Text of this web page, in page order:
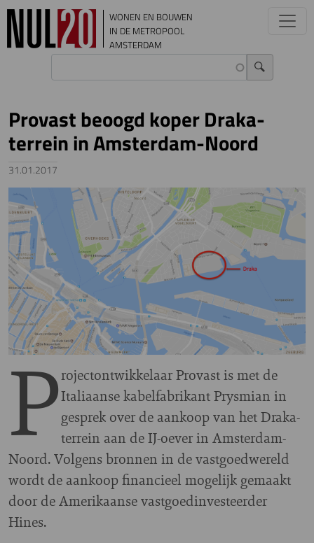
Overslaan en naar de inhoud gaan
WONEN EN BOUWEN
IN DE METROPOOL
AMSTERDAM
Provast beoogd koper Draka-
terrein in Amsterdam-Noord
31.01.2017
Image
Projectontwikkelaar Provast is met de
Italiaanse kabelfabrikant Prysmian in
gesprek over de aankoop van het Draka-
terrein aan de IJ-oever in Amsterdam-
Noord. Volgens bronnen in de vastgoedwereld
wordt de aankoop financieel mogelijk gemaakt
door de Amerikaanse vastgoedinvesteerder
Hines.